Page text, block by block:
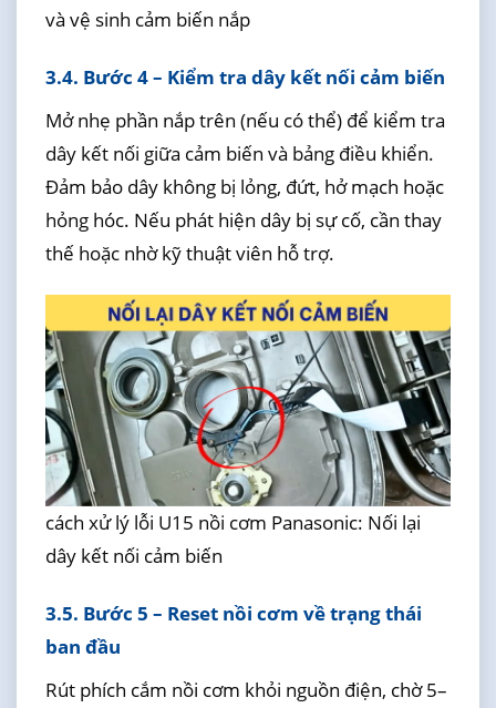
và vệ sinh cảm biến nắp
3.4. Bước 4 – Kiểm tra dây kết nối cảm biến
Mở nhẹ phần nắp trên (nếu có thể) để kiểm tra
dây kết nối giữa cảm biến và bảng điều khiển.
Đảm bảo dây không bị lỏng, đứt, hở mạch hoặc
hỏng hóc. Nếu phát hiện dây bị sự cố, cần thay
thế hoặc nhờ kỹ thuật viên hỗ trợ.
cách xử lý lỗi U15 nồi cơm Panasonic: Nối lại
dây kết nối cảm biến
3.5. Bước 5 – Reset nồi cơm về trạng thái
ban đầu
Rút phích cắm nồi cơm khỏi nguồn điện, chờ 5–